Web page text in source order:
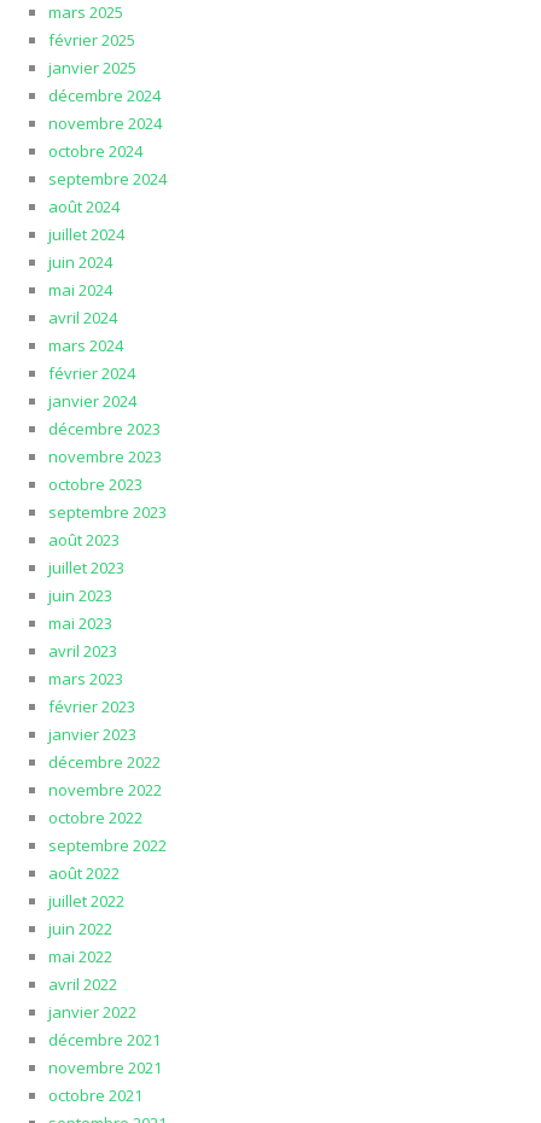
mars 2025
février 2025
janvier 2025
décembre 2024
novembre 2024
octobre 2024
septembre 2024
août 2024
juillet 2024
juin 2024
mai 2024
avril 2024
mars 2024
février 2024
janvier 2024
décembre 2023
novembre 2023
octobre 2023
septembre 2023
août 2023
juillet 2023
juin 2023
mai 2023
avril 2023
mars 2023
février 2023
janvier 2023
décembre 2022
novembre 2022
octobre 2022
septembre 2022
août 2022
juillet 2022
juin 2022
mai 2022
avril 2022
janvier 2022
décembre 2021
novembre 2021
octobre 2021